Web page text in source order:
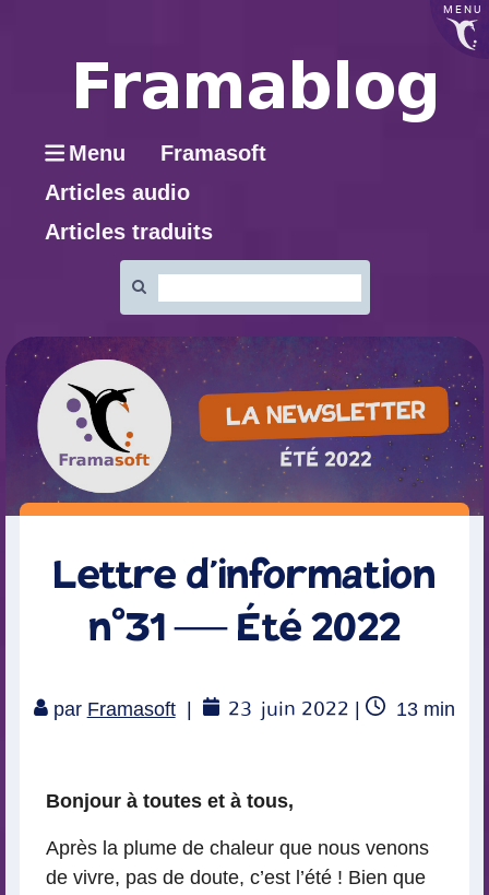
MENU
Menu
Framasoft
Articles audio
Articles traduits
:
Lettre d’information
n°31 — Été 2022
par Framasoft 23 juin 2022 |
Temps
13 min
Bonjour à toutes et à tous,
Après la plume de chaleur que nous venons
de vivre, pas de doute, c’est l’été ! Bien que